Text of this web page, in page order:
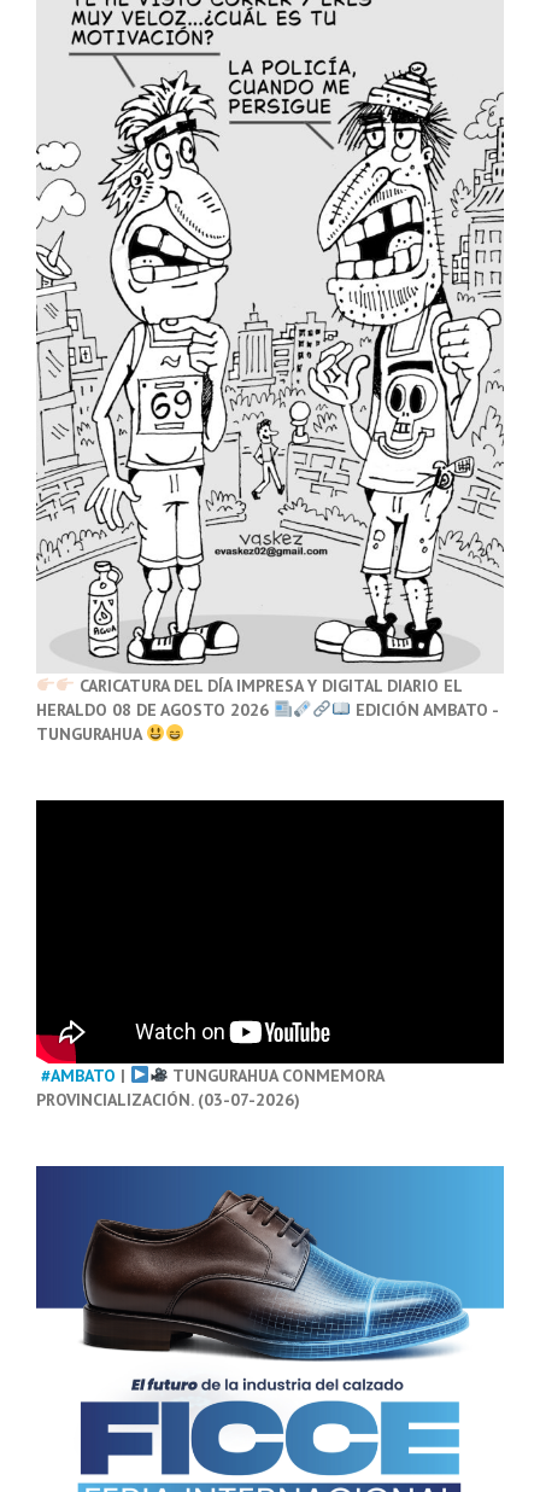
CARICATURA DEL DÍA IMPRESA Y DIGITAL DIARIO EL
HERALDO 08 DE AGOSTO 2026
EDICIÓN AMBATO -
TUNGURAHUA
#AMBATO |
TUNGURAHUA CONMEMORA
PROVINCIALIZACIÓN. (03-07-2026)